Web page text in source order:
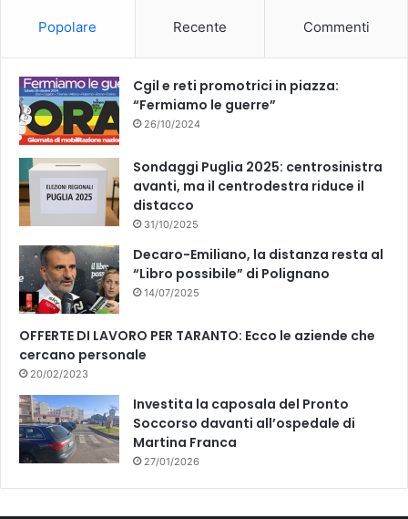
Popolare Recente Commenti
Cgil e reti promotrici in piazza:
“Fermiamo le guerre”
26/10/2024
Sondaggi Puglia 2025: centrosinistra
avanti, ma il centrodestra riduce il
distacco
31/10/2025
Decaro-Emiliano, la distanza resta al
“Libro possibile” di Polignano
14/07/2025
OFFERTE DI LAVORO PER TARANTO: Ecco le aziende che
cercano personale
20/02/2023
Investita la caposala del Pronto
Soccorso davanti all’ospedale di
Martina Franca
27/01/2026